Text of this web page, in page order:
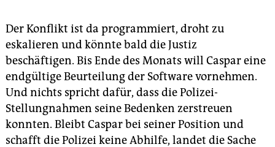
Der Konflikt ist da programmiert, droht zu
eskalieren und könnte bald die Justiz
beschäftigen. Bis Ende des Monats will Caspar eine
endgültige Beurteilung der Software vornehmen.
Und nichts spricht dafür, dass die Polizei-
Stellungnahmen seine Bedenken zerstreuen
konnten. Bleibt Caspar bei seiner Position und
schafft die Polizei keine Abhilfe, landet die Sache